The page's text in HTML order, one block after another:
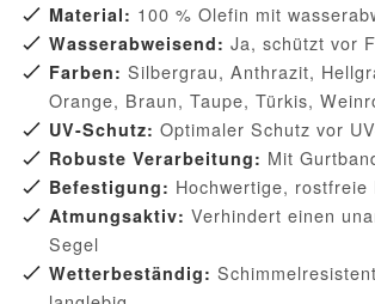
Material: 100 % Olefin mit
Wasserabweisend: Ja, schützt vor
Farben: Silbergrau, Anthrazit,
Orange, Braun, Taupe, Türkis,
UV-Schutz: Optimaler Schutz vor
Robuste Verarbeitung: Mit
Befestigung: Hochwertige,
Atmungsaktiv: Verhindert einen
Segel
Wetterbeständig: